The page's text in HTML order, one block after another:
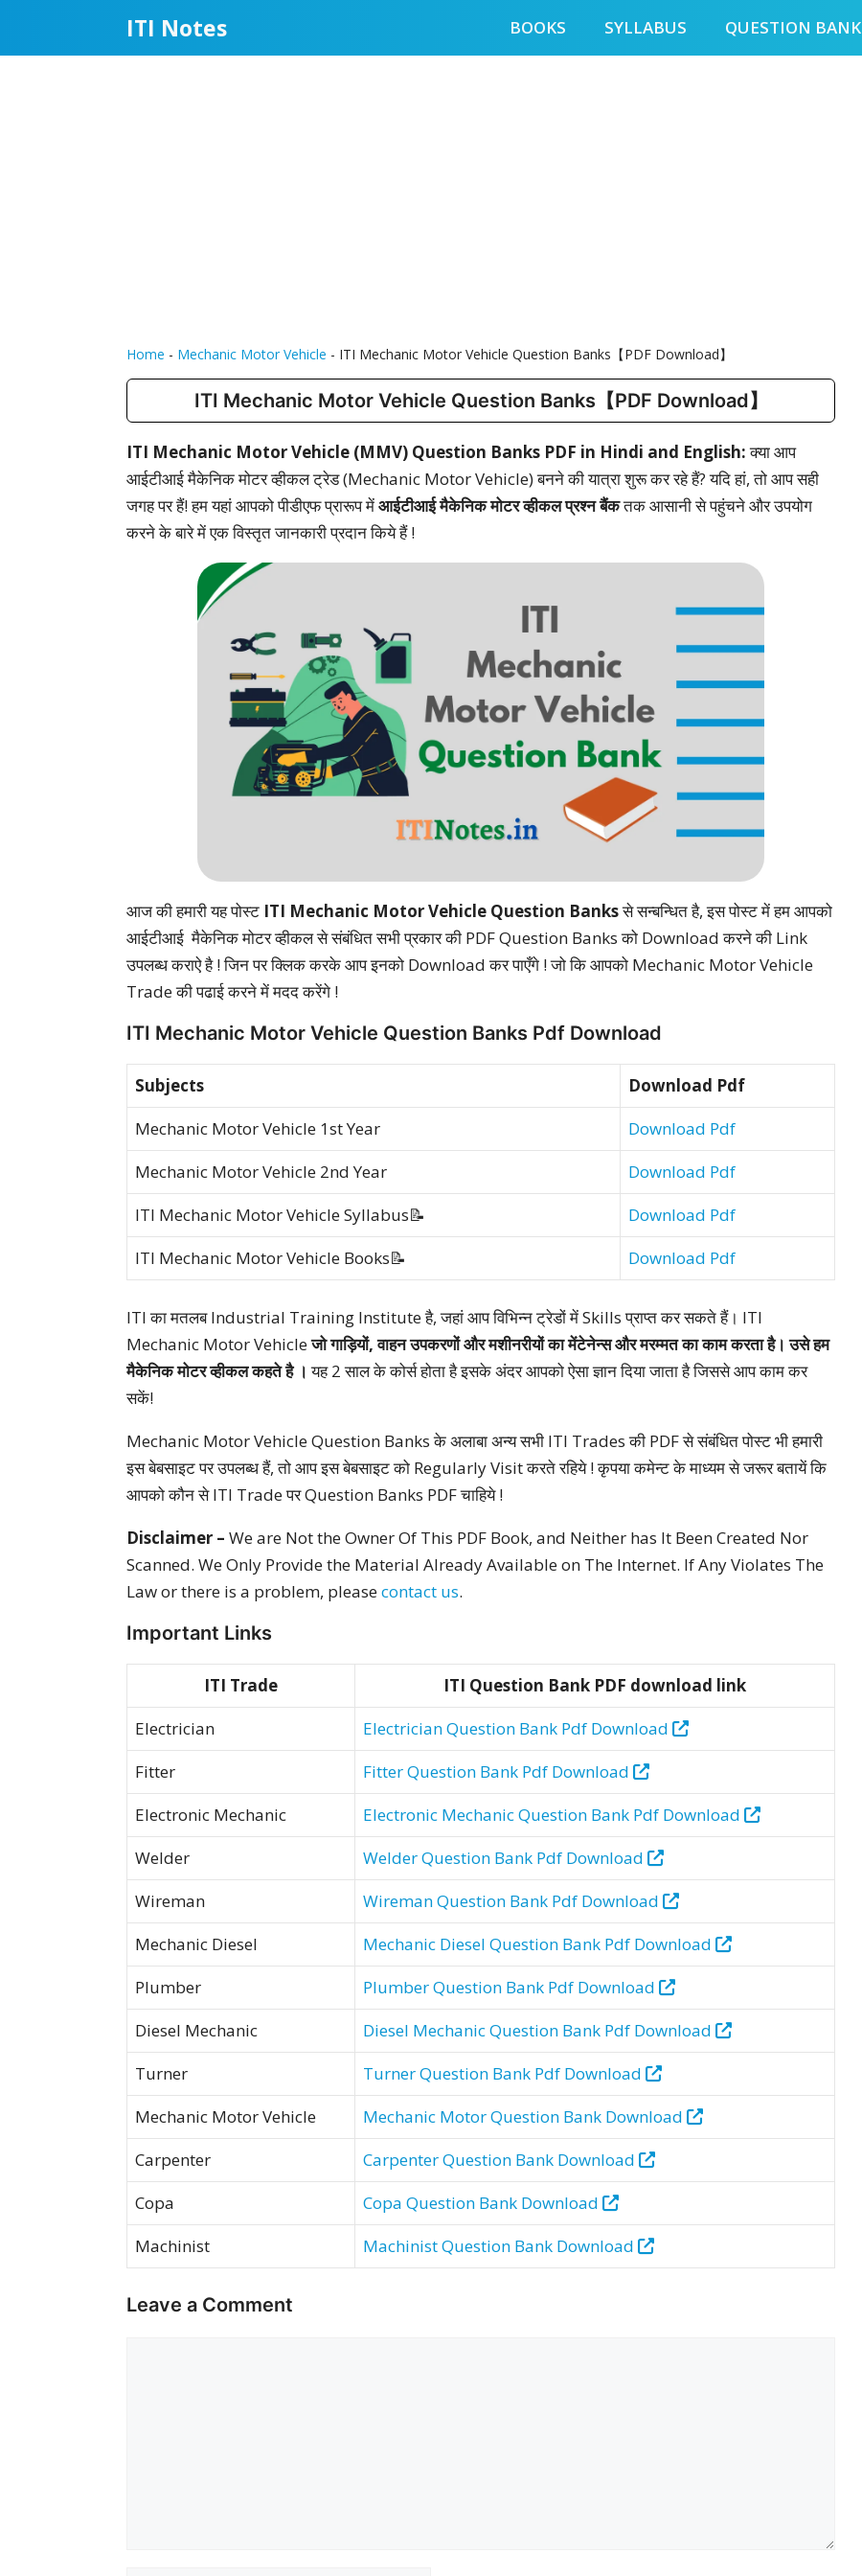
ITI Notes BOOKS SYLLABUS QUESTION BANK
Home - Mechanic Motor Vehicle - ITI Mechanic Motor Vehicle Question Banks【PDF Download】
ITI Mechanic Motor Vehicle Question Banks【PDF Download】
ITI Mechanic Motor Vehicle (MMV) Question Banks PDF in Hindi and English:क्या आप
आईटीआई मैकेनिक मोटर व्हीकल ट्रेड (Mechanic Motor Vehicle) बनने की यात्रा शुरू कर रहे हैं? यदि हां, तो आप सही
जगह पर हैं! हम यहां आपको पीडीएफ प्रारूप मेंआईटीआई मैकेनिक मोटर व्हीकल प्रश्न बैंकतक आसानी से पहुंचने और उपयोग
करने के बारे में एक विस्तृत जानकारी प्रदान किये हैं !
आज की हमारी यह पोस्ट ITI Mechanic Motor Vehicle Question Banksसे सन्बन्धित है, इस पोस्ट में हम आपको
आईटीआई मैकेनिक मोटर व्हीकल से संबंधित सभी प्रकार की PDF Question Banks को Download करने की Link
उपलब्ध कराऐ है ! जिन पर क्लिक करके आप इनको Download कर पाएँगे ! जो कि आपको Mechanic Motor Vehicle
Trade की पढाई करने में मदद करेंगे !
ITI Mechanic Motor Vehicle Question Banks Pdf Download
Subjects
Download Pdf
Mechanic Motor Vehicle 1st Year
Download Pdf
Mechanic Motor Vehicle 2nd Year
Download Pdf
ITI Mechanic Motor Vehicle Syllabus📝
Download Pdf
ITI Mechanic Motor Vehicle Books📝
Download Pdf
ITI का मतलब Industrial Training Institute है, जहां आप विभिन्न ट्रेडों में Skills प्राप्त कर सकते हैं। ITI
Mechanic Motor Vehicleजो गाड़ियों, वाहन उपकरणों और मशीनरीयों का मेंटेनेन्स और मरम्मत का काम करता है। उसे हम
मैकेनिक मोटर व्हीकल कहते है । यह 2 साल के कोर्स होता है इसके अंदर आपको ऐसा ज्ञान दिया जाता है जिससे आप काम कर
सकें!
Mechanic Motor Vehicle Question Banks के अलाबा अन्य सभी ITI Trades की PDF से संबंधित पोस्ट भी हमारी
इस बेबसाइट पर उपलब्ध हैं, तो आप इस बेबसाइट को Regularly Visit करते रहिये ! कृपया कमेन्ट के माध्यम से जरूर बतायें कि
आपको कौन से ITI Trade पर Question Banks PDF चाहिये !
Disclaimer – We are Not the Owner Of This PDF Book, and Neither has It Been Created Nor
Scanned. We Only Provide the Material Already Available on The Internet. If Any Violates The
Law or there is a problem, pleasecontact us.
Important Links
ITI Trade
ITI Question Bank PDF download link
Electrician
Electrician Question Bank Pdf Download
Fitter
FitterQuestion Bank Pdf Download
Electronic Mechanic
Electronic MechanicQuestion Bank Pdf Download
Welder
WelderQuestion Bank Pdf Download
Wireman
WiremanQuestion Bank Pdf Download
Mechanic Diesel
Mechanic Diesel Question Bank Pdf Download
Plumber
PlumberQuestion Bank Pdf Download
Diesel Mechanic
Diesel MechanicQuestion Bank Pdf Download
Turner
TurnerQuestion Bank Pdf Download
Mechanic Motor Vehicle
Mechanic MotorQuestion Bank Download
Carpenter
CarpenterQuestion Bank Download
Copa
Copa Question Bank Download
Machinist
MachinistQuestion Bank Download
Leave a Comment